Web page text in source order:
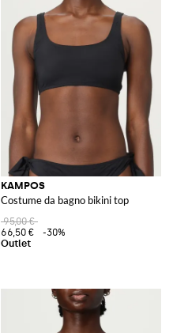
KAMPOS
Costume da bagno bikini top
95,00 €
66,50 €
-30%